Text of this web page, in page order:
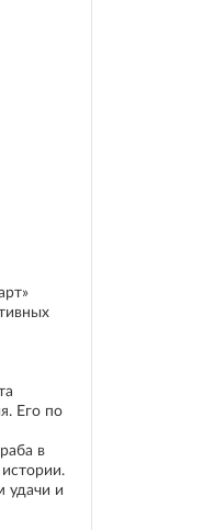
Его по
в
удачи и